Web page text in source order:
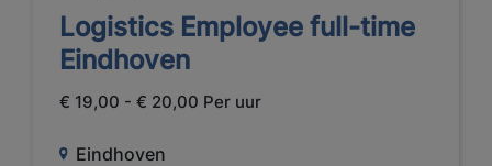
Logistics Employee full-time
Eindhoven
€ 19,00 - € 20,00 Per uur
Eindhoven